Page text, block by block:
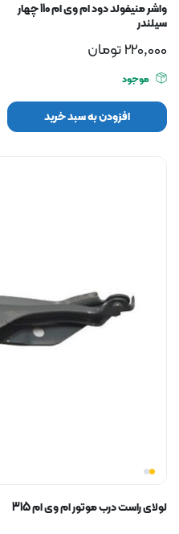
واشر منیفولد دود ام وی ام 110 چهار
سیلندر
220,000تومان
موجود
افزودن به سبد خرید
لولای راست درب موتور ام وی ام 315